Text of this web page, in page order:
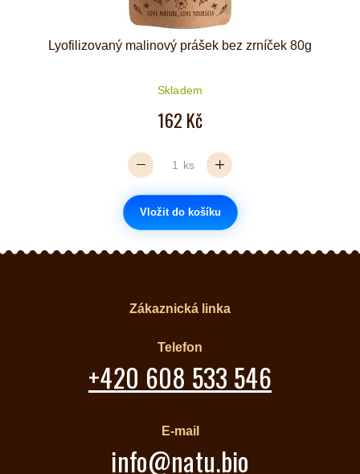
Lyofilizovaný malinový prášek bez zrníček 80g
Skladem
162 Kč
ks
Vložit do košíku
Zákaznická linka
Telefon
+420 608 533 546
E-mail
info@natu.bio